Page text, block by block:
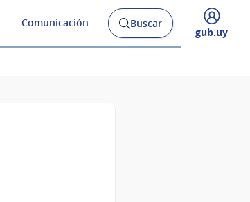
Comunicación
Abrir
buscador
Buscar
Desplegar
gub.uy